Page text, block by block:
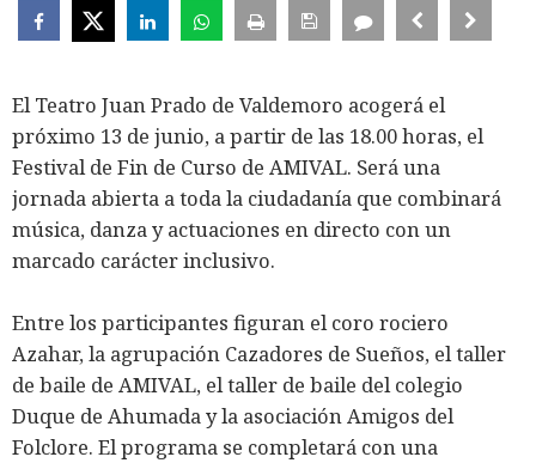
El Teatro Juan Prado de Valdemoro acogerá el
próximo 13 de junio, a partir de las 18.00 horas, el
Festival de Fin de Curso de AMIVAL. Será una
jornada abierta a toda la ciudadanía que combinará
música, danza y actuaciones en directo con un
marcado carácter inclusivo.
Entre los participantes figuran el coro rociero
Azahar, la agrupación Cazadores de Sueños, el taller
de baile de AMIVAL, el taller de baile del colegio
Duque de Ahumada y la asociación Amigos del
Folclore. El programa se completará con una